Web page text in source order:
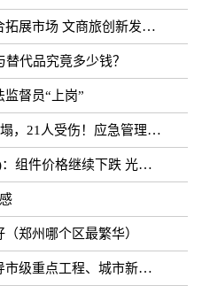
场 文商旅创新发展论坛举办
代品究竟多少钱？
督员“上岗”
！应急管理部派出工作组赶赴山东
继续下跌 光伏胶膜价格探涨
郑州哪个区最繁华）
、城市新建道路及学校建设工作